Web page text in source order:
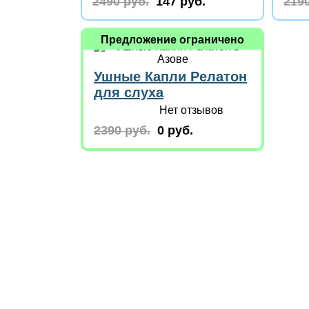
Ушные Капли Релатон
для слуха
Нет отзывов
2390 руб. 0 руб.
Предложение ограничено